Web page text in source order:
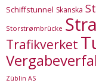
Schiffstunnel Skanska
Storstrømbrücke
Trafikverket
Züblin AS